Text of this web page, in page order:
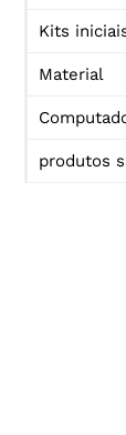
Kits
Material
produtos